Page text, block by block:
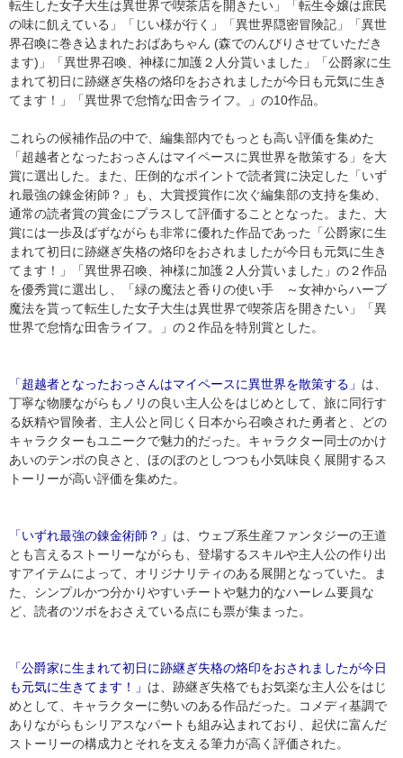
転生した女子大生は異世界で喫茶店を開きたい」「転生令嬢は庶民
の味に飢えている」「じい様が行く」「異世界隠密冒険記」「異世
界召喚に巻き込まれたおばあちゃん (森でのんびりさせていただき
ます)」「異世界召喚、神様に加護２人分貰いました」「公爵家に生
まれて初日に跡継ぎ失格の烙印をおされましたが今日も元気に生き
てます！」「異世界で怠惰な田舎ライフ。」の10作品。
これらの候補作品の中で、編集部内でもっとも高い評価を集めた
「超越者となったおっさんはマイペースに異世界を散策する」を大
賞に選出した。また、圧倒的なポイントで読者賞に決定した「いず
れ最強の錬金術師？」も、大賞授賞作に次ぐ編集部の支持を集め、
通常の読者賞の賞金にプラスして評価することとなった。また、大
賞には一歩及ばずながらも非常に優れた作品であった「公爵家に生
まれて初日に跡継ぎ失格の烙印をおされましたが今日も元気に生き
てます！」「異世界召喚、神様に加護２人分貰いました」の２作品
を優秀賞に選出し、「緑の魔法と香りの使い手 ～女神からハーブ
魔法を貰って転生した女子大生は異世界で喫茶店を開きたい」「異
世界で怠惰な田舎ライフ。」の２作品を特別賞とした。
「超越者となったおっさんはマイペースに異世界を散策する」 は、
丁寧な物腰ながらもノリの良い主人公をはじめとして、旅に同行す
る妖精や冒険者、主人公と同じく日本から召喚された勇者と、どの
キャラクターもユニークで魅力的だった。キャラクター同士のかけ
あいのテンポの良さと、ほのぼのとしつつも小気味良く展開するス
トーリーが高い評価を集めた。
「いずれ最強の錬金術師？」 は、ウェブ系生産ファンタジーの王道
とも言えるストーリーながらも、登場するスキルや主人公の作り出
すアイテムによって、オリジナリティのある展開となっていた。ま
た、シンプルかつ分かりやすいチートや魅力的なハーレム要員な
ど、読者のツボをおさえている点にも票が集まった。
「公爵家に生まれて初日に跡継ぎ失格の烙印をおされましたが今日
も元気に生きてます！」 は、跡継ぎ失格でもお気楽な主人公をはじ
めとして、キャラクターに勢いのある作品だった。コメディ基調で
ありながらもシリアスなパートも組み込まれており、起伏に富んだ
ストーリーの構成力とそれを支える筆力が高く評価された。